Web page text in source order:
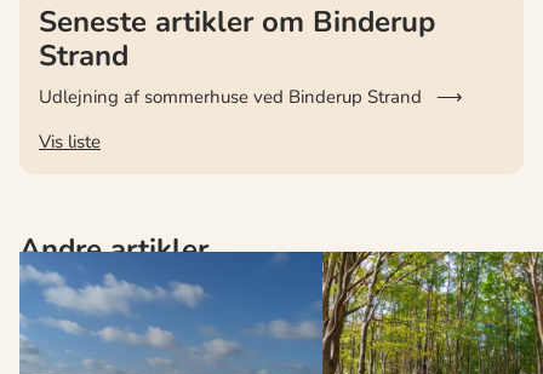
Seneste artikler om Binderup
Strand
Udlejning af sommerhuse ved Binderup Strand
Vis liste
Andre artikler